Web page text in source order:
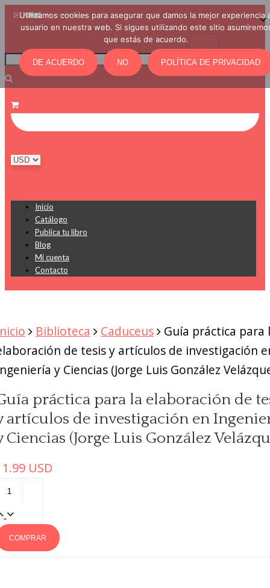
Inicio
Catálogo
Publica tu libro
Blog
Mi cuenta
Contacto
Biblioteca Caduceus
Guía práctica para
de tesis y artículos de investigación
y Ciencias (Jorge Luis González
práctica para la elaboración de
artículos de investigación en
Ciencias (Jorge Luis González
USD
COMPRAR
Utilizamos cookies para asegurar que damos la mejor experiencia
usuario en nuestra web. Si sigues utilizando este sitio
que estás de acuerdo.
DE ACUERDO NO POLÍTICA DE PRIVACIDAD